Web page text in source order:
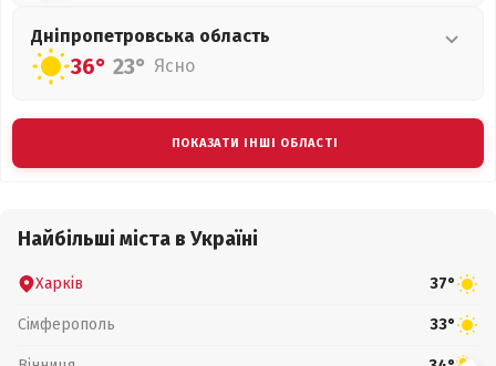
Дніпропетровська область
36° 23° Ясно
ПОКАЗАТИ ІНШІ ОБЛАСТІ
Найбільші міста в Україні
Харків 37°
Сімферополь 33°